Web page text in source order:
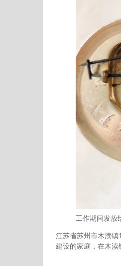
工作期间发放
江苏省苏州市木渎
建设的家庭，在木渎